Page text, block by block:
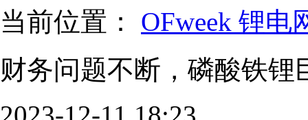
当前位置： OFweek 锂电
财务问题不断，磷酸铁